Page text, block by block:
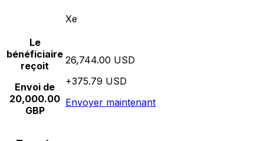
Xe
Le
bénéficiaire
reçoit
Envoi de
20,000.00
GBP
26,744.00 USD
+375.79 USD
Envoyer maintenant